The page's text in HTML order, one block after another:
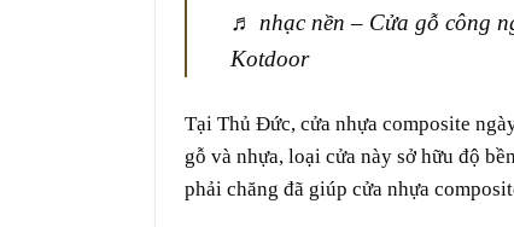
♬ nhạc nền – Cửa gỗ công
Kotdoor
Tại Thủ Đức, cửa nhựa composite
gỗ và nhựa, loại cửa này sở hữu độ
phải chăng đã giúp cửa nhựa